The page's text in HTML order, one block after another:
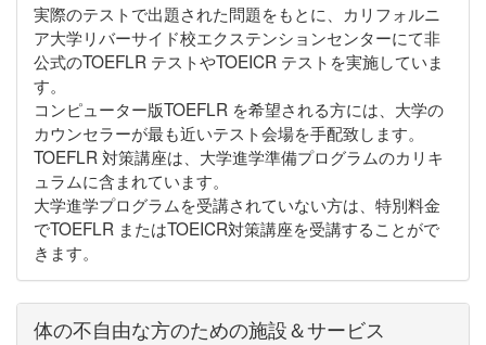
実際のテストで出題された問題をもとに、カリフォルニ
ア大学リバーサイド校エクステンションセンターにて非
公式のTOEFLR テストやTOEICR テストを実施していま
す。
コンピューター版TOEFLR を希望される方には、大学の
カウンセラーが最も近いテスト会場を手配致します。
TOEFLR 対策講座は、大学進学準備プログラムのカリキ
ュラムに含まれています。
大学進学プログラムを受講されていない方は、特別料金
でTOEFLR またはTOEICR対策講座を受講することがで
きます。
体の不自由な方のための施設＆サービス